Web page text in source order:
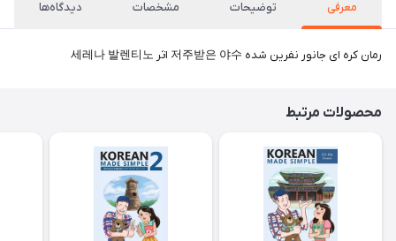
معرفی توضیحات مشخصات دیدگاه‌ها
رمان کره ای جانور نفرین شده 저주받은 야수 اثر 세레나 발렌티노
محصولات مرتبط